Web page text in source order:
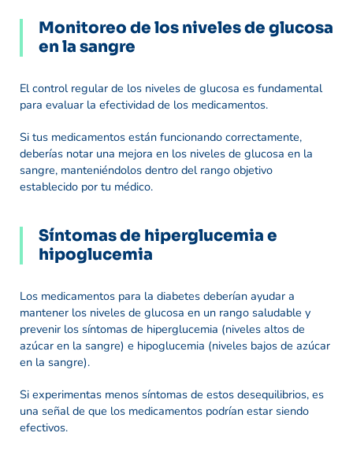
Monitoreo de los niveles de glucosa
en la sangre
El control regular de los niveles de glucosa es fundamental
para evaluar la efectividad de los medicamentos.
Si tus medicamentos están funcionando correctamente,
deberías notar una mejora en los niveles de glucosa en la
sangre, manteniéndolos dentro del rango objetivo
establecido por tu médico.
Síntomas de hiperglucemia e
hipoglucemia
Los medicamentos para la diabetes deberían ayudar a
mantener los niveles de glucosa en un rango saludable y
prevenir los síntomas de hiperglucemia (niveles altos de
azúcar en la sangre) e hipoglucemia (niveles bajos de azúcar
en la sangre).
Si experimentas menos síntomas de estos desequilibrios, es
una señal de que los medicamentos podrían estar siendo
efectivos.